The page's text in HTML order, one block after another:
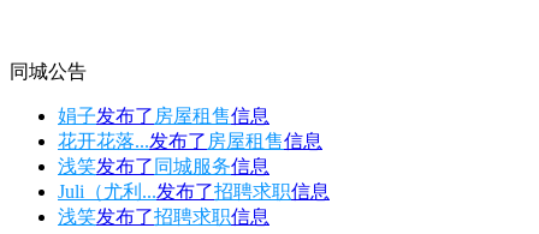
同城公告
娟子发布了 房屋租售信息
花开花落...发布了 房屋租售信息
浅笑发布了 同城服务信息
Juli（尤利...发布了招聘求职信息
浅笑发布了招聘求职信息